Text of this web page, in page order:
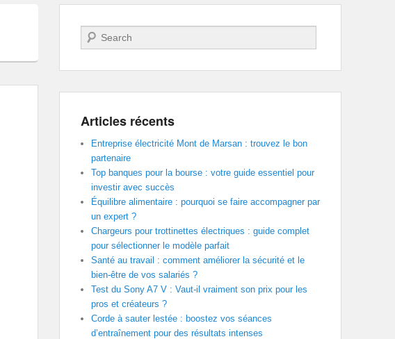
Recherche
Articles récents
Entreprise électricité Mont de Marsan : trouvez le bon
partenaire
Top banques pour la bourse : votre guide essentiel pour
investir avec succès
Équilibre alimentaire : pourquoi se faire accompagner par
un expert ?
Chargeurs pour trottinettes électriques : guide complet
pour sélectionner le modèle parfait
Santé au travail : comment améliorer la sécurité et le
bien-être de vos salariés ?
Test du Sony A7 V : Vaut-il vraiment son prix pour les
pros et créateurs ?
Corde à sauter lestée : boostez vos séances
d’entraînement pour des résultats intenses